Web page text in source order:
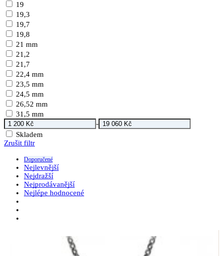
19
19,3
19,7
19,8
21 mm
21,2
21,7
22,4 mm
23,5 mm
24,5 mm
26,52 mm
31,5 mm
-
Skladem
Zrušit filtr
Doporučené
Nejlevnější
Nejdražší
Nejprodávanější
Nejlépe hodnocené